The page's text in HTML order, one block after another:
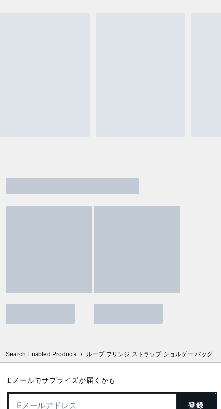
Search Enabled Products / ループ フリンジ ストラップ ショルダー バッグ
Eメールでサプライズが届くかも
登録